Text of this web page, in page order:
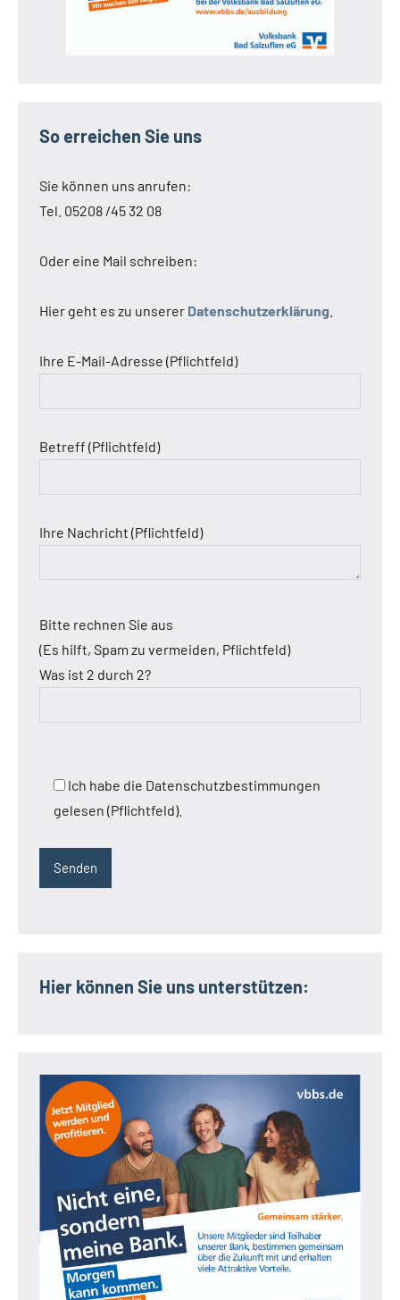
So erreichen Sie uns
Sie können uns anrufen:
Tel. 05208 /45 32 08
Oder eine Mail schreiben:
Hier geht es zu unserer Datenschutzerklärung
Ihre E-Mail-Adresse (Pflichtfeld)
Betreff (Pflichtfeld)
Ihre Nachricht (Pflichtfeld)
Bitte rechnen Sie aus
(Es hilft, Spam zu vermeiden, Pflichtfeld)
Was ist 2 durch 2?
Ich habe die Datenschutzbestimmungen
gelesen (Pflichtfeld).
Hier können Sie uns unterstützen: